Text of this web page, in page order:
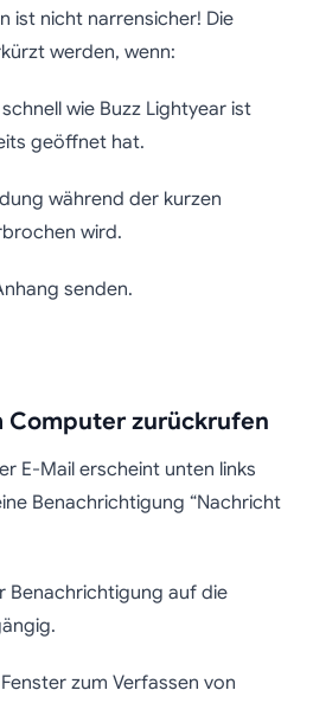
ist nicht narrensicher! Die
werden, wenn:
wie Buzz Lightyear ist
geöffnet hat.
während der kurzen
wird.
senden.
Computer zurückrufen
E-Mail erscheint unten links
Benachrichtigung “Nachricht
Benachrichtigung auf die
zum Verfassen von